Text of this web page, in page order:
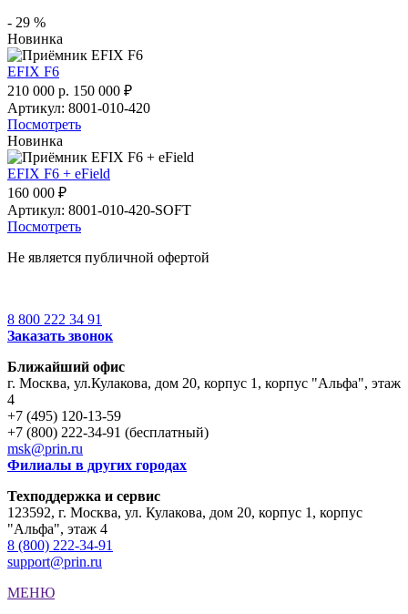
- 29 %
Новинка
EFIX F6
210 000 р. 150 000 ₽
Артикул: 8001-010-420
Посмотреть
Новинка
EFIX F6 + eField
160 000 ₽
Артикул: 8001-010-420-SOFT
Посмотреть
Не является публичной офертой
8 800 222 34 91
Заказать звонок
Ближайший офис
г. Москва, ул.Кулакова, дом 20, корпус 1, корпус "Альфа", этаж
4
+7 (495) 120-13-59
+7 (800) 222-34-91 (бесплатный)
msk@prin.ru
Филиалы в других городах
Техподдержка и сервис
123592, г. Москва, ул. Кулакова, дом 20, корпус 1, корпус
"Альфа", этаж 4
8 (800) 222-34-91
support@prin.ru
МЕНЮ